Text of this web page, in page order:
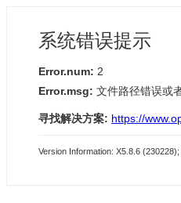
系统错误提示
Error.num: 2
Error.msg: 文件路径错误或
寻找解决方案: https://
Version Information: X5.8.6 (230228);